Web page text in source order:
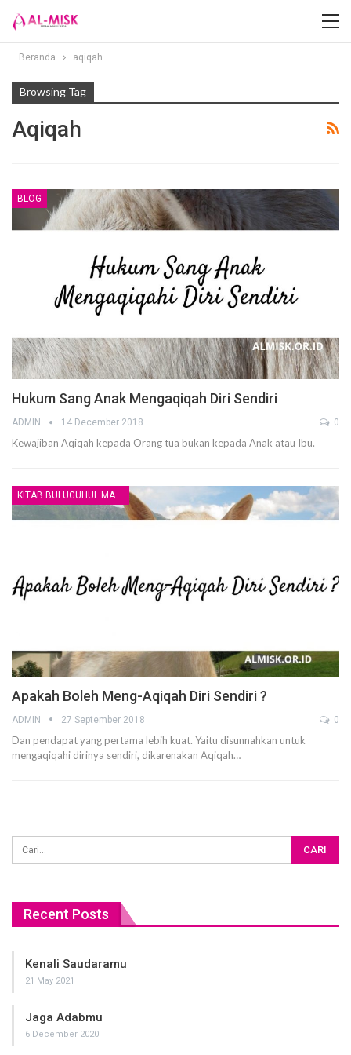
Beranda aqiqah
Browsing Tag
Aqiqah
BLOG
Hukum Sang Anak Mengaqiqah Diri Sendiri
ADMIN 14 December 2018 0
Kewajiban Aqiqah kepada Orang tua bukan kepada Anak atau Ibu.
KITAB BULUGUHUL MARAM
Apakah Boleh Meng-Aqiqah Diri Sendiri ?
ADMIN 27 September 2018 0
Dan pendapat yang pertama lebih kuat. Yaitu disunnahkan untuk
mengaqiqahi dirinya sendiri, dikarenakan Aqiqah…
Recent Posts
Kenali Saudaramu
21 May 2021
Jaga Adabmu
6 December 2020